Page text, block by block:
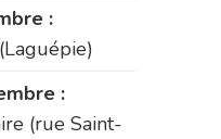
:
:
(rue Saint-